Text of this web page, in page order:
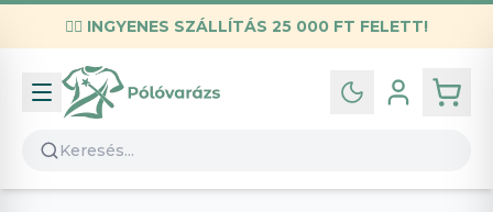
✌🏼 INGYENES SZÁLLÍTÁS 25 000 FT FELETT!
Infó
Kapcsolat
GYIK